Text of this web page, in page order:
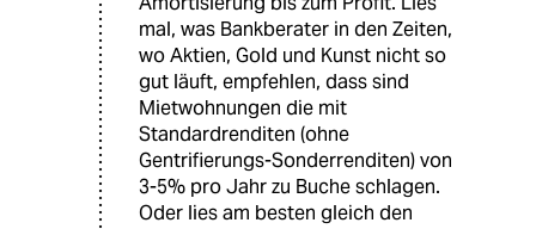
mal, was Bankberater in den Zeiten,
wo Aktien, Gold und Kunst nicht so
gut läuft, empfehlen, dass sind
Mietwohnungen die mit
Standardrenditen (ohne
Gentrifierungs-Sonderrenditen) von
3-5% pro Jahr zu Buche schlagen.
Oder lies am besten gleich den